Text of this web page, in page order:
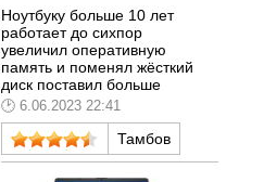
Ноутбуку больше 10 лет
работает до сихпор
увеличил оперативную
память и поменял жёсткий
диск поставил больше
6.06.2023 22:41
Тамбов